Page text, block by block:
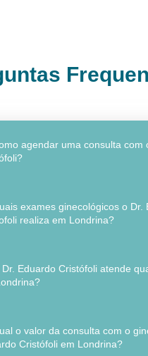
agendar uma consulta com
exames ginecológicos o Dr.
realiza em Londrina?
Dr. Eduardo Cristófoli atende
o valor da consulta com o
Cristófoli em Londrina?